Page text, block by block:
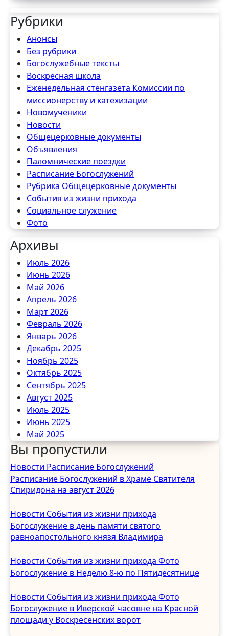
Рубрики
Анонсы
Без рубрики
Богослужебные тексты
Воскресная школа
Еженедельная стенгазета Комиссии по
миссионерству и катехизации
Новомученики
Новости
Общецерковные документы
Объявления
Паломнические поездки
Расписание Богослужений
Рубрика Общецерковные документы
События из жизни прихода
Социальное служение
Фото
Архивы
Июль 2026
Июнь 2026
Май 2026
Апрель 2026
Март 2026
Февраль 2026
Январь 2026
Декабрь 2025
Ноябрь 2025
Октябрь 2025
Сентябрь 2025
Август 2025
Июль 2025
Июнь 2025
Май 2025
Апрель 2025
Март 2025
Февраль 2025
Январь 2025
Декабрь 2024
Ноябрь 2024
Октябрь 2024
Сентябрь 2024
Август 2024
Июль 2024
Июнь 2024
Май 2024
Апрель 2024
Март 2024
Февраль 2024
Вы пропустили
Новости Расписание Богослужений
Расписание Богослужений в Храме Святителя
Спиридона на август 2026
Новости События из жизни прихода
Богослужение в день памяти святого
равноапостольного князя Владимира
Новости События из жизни прихода Фото
Богослужение в Неделю 8-ю по Пятидесятнице
Новости События из жизни прихода Фото
Богослужение в Иверской часовне на Красной
площади у Воскресенских ворот